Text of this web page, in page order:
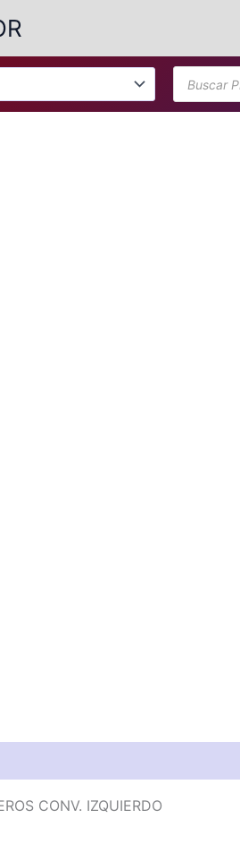
Búsqueda
de
productos
CONV. IZQUIERDO